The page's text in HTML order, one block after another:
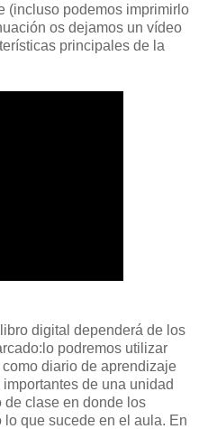
(incluso podemos imprimirlo
os dejamos un vídeo
principales de la
digital dependerá de los
podremos utilizar
diario de aprendizaje
de una unidad
clase en donde los
que sucede en el aula. En